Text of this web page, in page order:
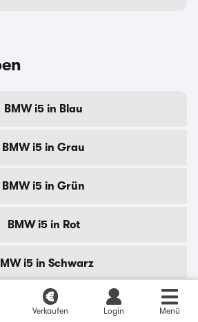
Verkaufen Login Menü
BMW i5 in Blau
BMW i5 in Grau
BMW i5 in Grün
BMW i5 in Rot
i5 in Schwarz
BMW i5 in Weiß